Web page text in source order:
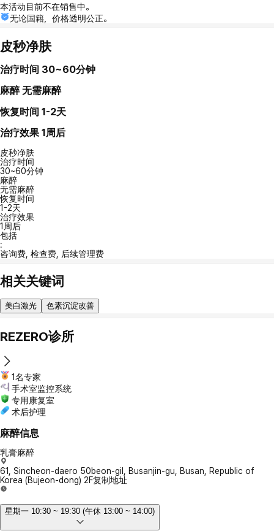
本活动目前不在销售中。
无论国籍，价格透明公正。
皮秒净肤
治疗时间 30~60分钟
麻醉 无需麻醉
恢复时间 1-2天
治疗效果 1周后
皮秒净肤
治疗时间
30~60分钟
麻醉
无需麻醉
恢复时间
1-2天
治疗效果
1周后
包括
:
咨询费, 检查费, 后续管理费
相关关键词
美白激光 色素沉淀改善
REZERO诊所
1名专家
手术室监控系统
专用康复室
术后护理
麻醉信息
乳膏麻醉
61, Sincheon-daero 50beon-gil, Busanjin-gu, Busan, Republic of
Korea (Bujeon-dong) 2F复制地址
星期一 10:30 ~ 19:30 (午休 13:00 ~ 14:00)